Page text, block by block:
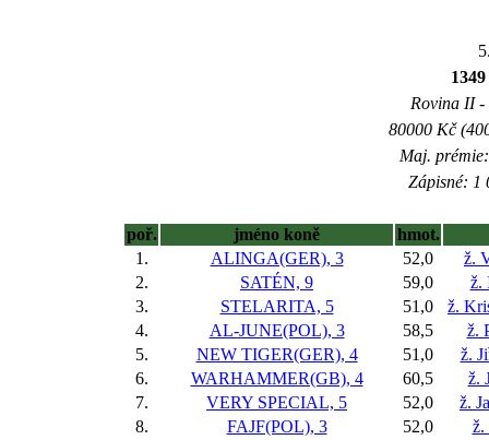
Rovina II -
80000 Kč
Maj.
Zápisné: 1
poř. jméno koně
hmot.
1.
ALINGA(GER), 3 52,0
ž.
2.
SATÉN, 9 59,0
ž.
3.
STELARITA, 5 51,0
ž.
4.
AL-JUNE(POL), 3 58,5
ž.
5.
NEW TIGER(GER), 4 51,0
ž.
6.
WARHAMMER(GB), 4 60,5
ž.
7.
VERY SPECIAL, 5 52,0
ž.
8.
FAJF(POL), 3 52,0
ž.